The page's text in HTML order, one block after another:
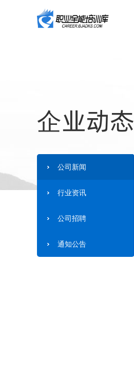
企业动态
公司新闻
行业资讯
公司招聘
通知公告